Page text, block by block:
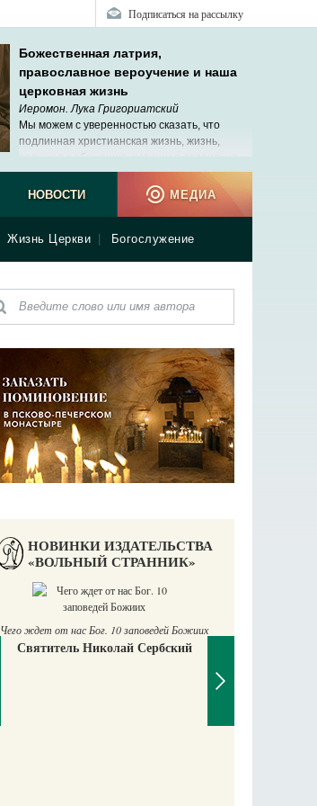
Подписаться на рассылку
Божественная латрия,
православное вероучение и наша
церковная жизнь
Иеромон. Лука Григориатский
Мы можем с уверенностью сказать, что
подлинная христианская жизнь, жизнь,
исчезли в наше время.
Жизнь Церкви Богослужение
НОВОСТИ МЕДИА
НОВИНКИ ИЗДАТЕЛЬСТВА
«ВОЛЬНЫЙ СТРАННИК»
Чего ждет от нас Бог. 10 заповедей Божиих
Святитель Николай Сербский